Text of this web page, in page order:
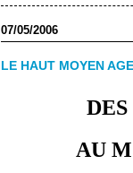
07/05/2006
LE HAUT MOYEN AGE
DES
AU